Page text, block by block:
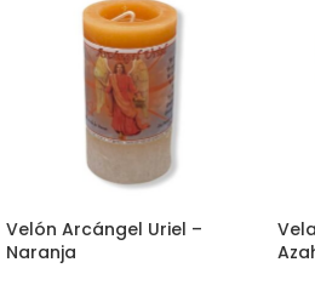
Velón Arcángel Uriel –
Naranja